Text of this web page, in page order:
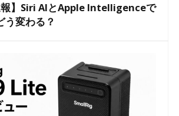
報】Siri AIとApple Intelligenceで
変わる？